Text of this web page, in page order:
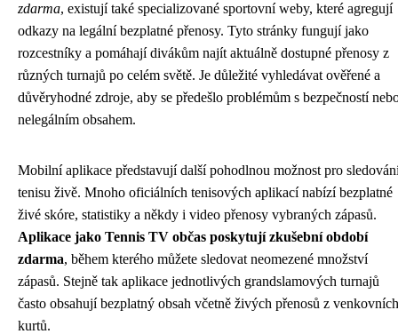
zdarma, existují také specializované sportovní weby, které agregují
odkazy na legální bezplatné přenosy. Tyto stránky fungují jako
rozcestníky a pomáhají divákům najít aktuálně dostupné přenosy z
různých turnajů po celém světě. Je důležité vyhledávat ověřené a
důvěryhodné zdroje, aby se předešlo problémům s bezpečností
nelegálním obsahem.
Mobilní aplikace představují další pohodlnou možnost pro
tenisu živě. Mnoho oficiálních tenisových aplikací nabízí bezplatné
živé skóre, statistiky a někdy i video přenosy vybraných zápasů.
Aplikace jako Tennis TV občas poskytují zkušební období
zdarma, během kterého můžete sledovat neomezené množství
zápasů. Stejně tak aplikace jednotlivých grandslamových turnajů
často obsahují bezplatný obsah včetně živých přenosů z venkovních
kurtů.